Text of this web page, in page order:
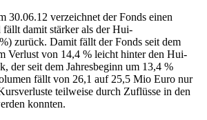
30.06.12 verzeichnet der Fonds einen
damit stärker als der Hui-
zurück. Damit fällt der Fonds seit dem
Verlust von 14,4 % leicht hinter den Hui-
der seit dem Jahresbeginn um 13,4 %
fällt von 26,1 auf 25,5 Mio Euro nur
teilweise durch Zuflüsse in den
konnten.